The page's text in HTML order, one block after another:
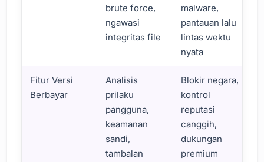
brute force,
ngawasi
integritas file
malware,
pantauan lalu
lintas wektu
nyata
Fitur Versi
Berbayar
Analisis
prilaku
pangguna,
keamanan
sandi,
tambalan
Blokir negara,
kontrol
reputasi
canggih,
dukungan
premium